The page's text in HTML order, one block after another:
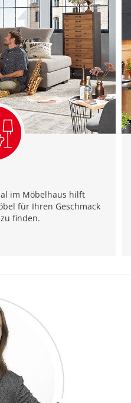
im Möbelhaus hilft
für Ihren Geschmack
finden.